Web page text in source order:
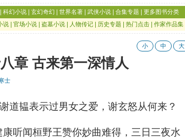
科幻小说 玄幻奇幻 世界名著 武侠小说 合集专题
更多图书分类
说 官场小说 盗墓小说 人物传记 历史专题 热门点击 作家作品集
小 中 大
章 古来第一深情人
士
韫表示过男女之爱，谢玄怒从何来？
听闻桓野王赞你妙曲难得，三日三夜水